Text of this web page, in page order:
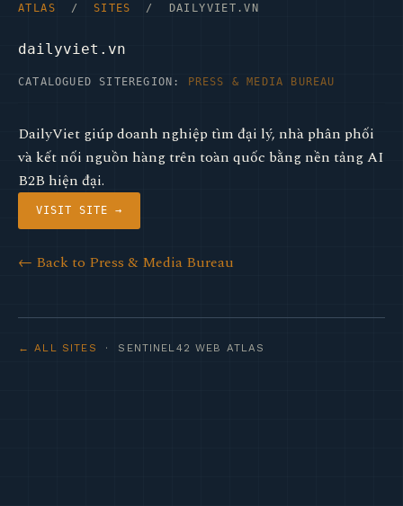
ATLAS / SITES / DAILYVIET.VN
dailyviet.vn
CATALOGUED SITE REGION: PRESS & MEDIA BUREAU
DailyViet giúp doanh nghiệp tìm đại lý, nhà phân phối
và kết nối nguồn hàng trên toàn quốc bằng nền tảng AI
B2B hiện đại.
VISIT SITE →
← Back to Press & Media Bureau
← ALL SITES · SENTINEL42 WEB ATLAS